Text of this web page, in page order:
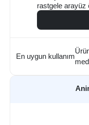
rastgele arayüz
En uygun kullanım